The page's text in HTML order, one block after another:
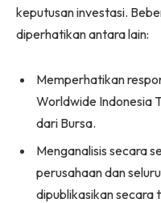
keputusan investasi.
diperhatikan antara lain:
Memperhatikan
Worldwide Indonesia
dari Bursa.
Menganalisis secara
perusahaan dan
dipublikasikan secara